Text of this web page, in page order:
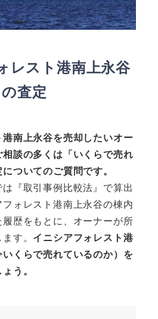
レスト港南上永谷
の査定
港南上永谷を売却したいオー
談の多くは「いくらで売れ
ついてのご質問です。
『取引事例比較法』で算出
ォレスト港南上永谷の棟内
歴をもとに、オーナーが所
す。 イニシアフォレスト港
くらで売れているのか）を
う。